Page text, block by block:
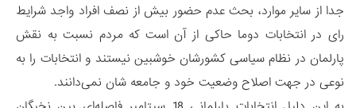
جدا از سایر موارد، بحث عدم حضور بیش از نصف افراد واجد شرایط
رای در انتخابات دوما حاکی از آن است که مردم نسبت به نقش
پارلمان در نظام سیاسی کشورشان خوشبین نیستند و انتخابات را به
نوعی در جهت اصلاح وضعیت خود و جامعه شان نمی‌دانند.